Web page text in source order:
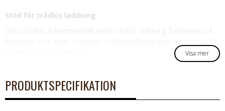
Stöd för trådlös laddning
Detta fodral är kompatibelt med trådlös laddning, beroende på
Visa mer
PRODUKTSPECIFIKATION